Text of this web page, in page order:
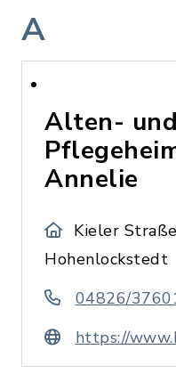
A
Alten- und
Annelie
Kieler
Hohenlockstedt
04826/
https://